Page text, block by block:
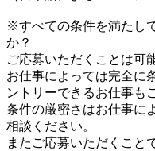
※すべての条件を満たし
か？
ご応募いただくことは可
お仕事によっては完全に
ントリーできるお仕事も
条件の厳密さはお仕事に
相談ください。
またご応募いただくこと